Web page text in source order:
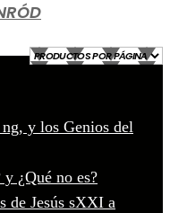
y los Genios del
¿Qué no es?
de Jesús sXXI a